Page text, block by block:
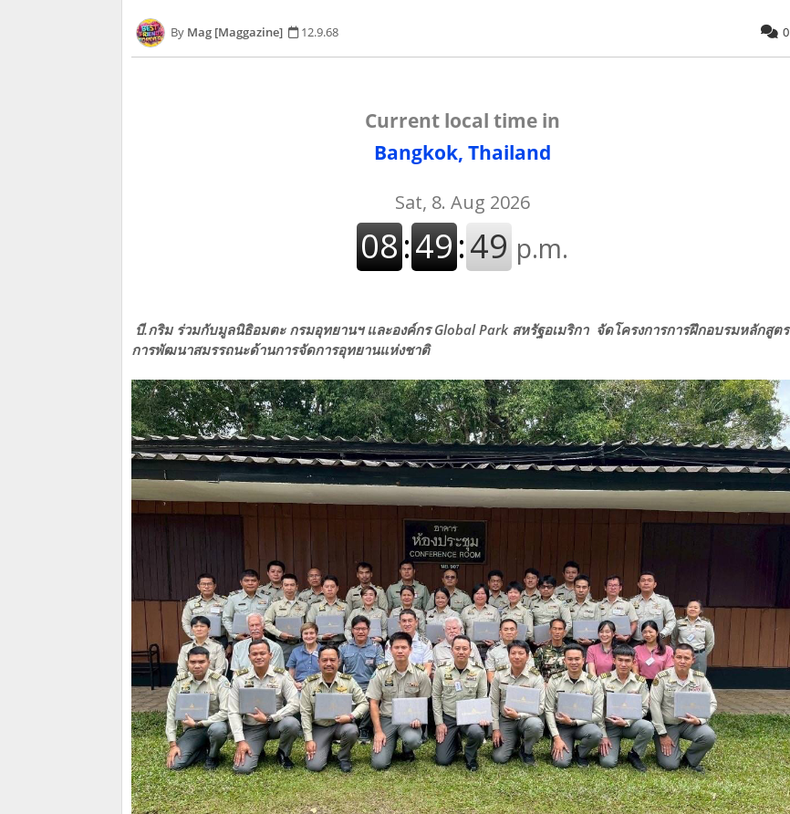
Mag [Maggazine] 12.9.68 0
Current local time in
Bangkok, Thailand
บี.กริม ร่วมกับมูลนิธิอมตะ กรมอุทยานฯ และองค์กร Global Park สหรัฐอเมริกา จัดโครงการการฝึกอบรมหลักสูตร
การพัฒนาสมรรถนะด้านการจัดการอุทยานแห่งชาติ